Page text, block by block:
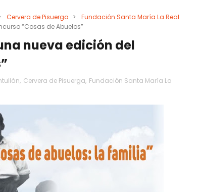
Cervera de Pisuerga >
Fundación Santa María La Real
“Cosas de Abuelos”
nueva edición del
, Cervera de Pisuerga, Fundación Santa María La